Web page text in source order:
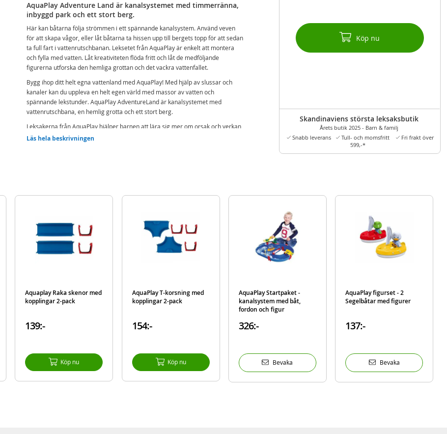
Köp nu
Skandinaviens största leksaksbutik
Årets butik 2025 - Barn & familj
Snabb leverans
Tull- och momsfritt
Fri frakt över
599,-*
AquaPlay Adventure Land är kanalsystemet med timmerränna,
inbyggd park och ett stort berg.
Här kan båtarna följa strömmen i ett spännande kanalsystem. Använd veven
för att skapa vågor, eller låt båtarna ta hissen upp till bergets topp för att sedan
ta full fart i vattenrutschbanan. Leksetet från AquaPlay är enkelt att montera
och fylla med vatten. Låt kreativiteten flöda fritt och låt de medföljande
figurerna utforska den hemliga grottan och det vackra vattenfallet.
Bygg ihop ditt helt egna vattenland med AquaPlay! Med hjälp av slussar och
kanaler kan du uppleva en helt egen värld med massor av vatten och
spännande lekstunder. AquaPlay AdventureLand är kanalsystemet med
vattenrutschbana, en hemlig grotta och ett stort berg.
Leksakerna från AquaPlay hjälper barnen att lära sig mer om orsak och verkan
på ett lekfullt sätt!
Mått eske: L52 x B50 x H28 cm
Mått:138 x 88 x 47
cm (LxBxH)
EAN 7313400015479
Läs hela beskrivningen
Aquaplay Raka skenor med
kopplingar 2-pack
139:-
Köp nu
AquaPlay T-korsning med
kopplingar 2-pack
154:-
Köp nu
AquaPlay Startpaket -
kanalsystem med båt,
fordon och figur
326:-
Bevaka
AquaPlay figurset - 2
Segelbåtar med figurer
137:-
Bevaka